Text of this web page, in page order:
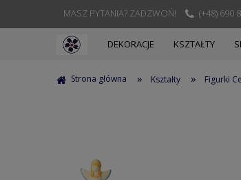
MASZ PYTANIA? ZADZWOŃ! (+48) 690
DEKORACJE KSZTAŁTY
Strona główna » Kształty » Figurki